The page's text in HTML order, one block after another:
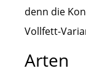
denn die
Vollfett-
Arten